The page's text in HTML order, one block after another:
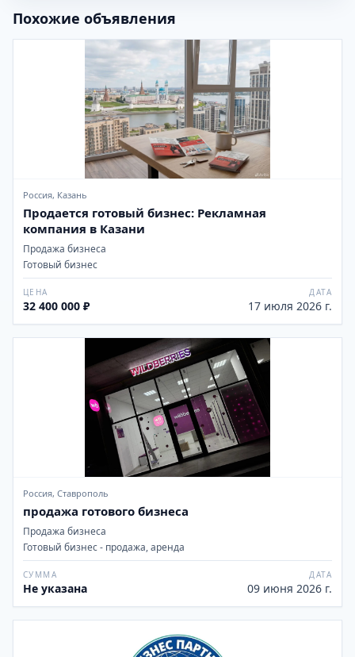
Похожие объявления
Россия, Казань
Продается готовый бизнес: Рекламная
компания в Казани
Продажа бизнеса
Готовый бизнес
ЦЕНА
32 400 000 ₽
ДАТА
17 июля 2026 г.
Россия, Ставрополь
продажа готового бизнеса
Продажа бизнеса
Готовый бизнес - продажа, аренда
СУММА
Не указана
ДАТА
09 июня 2026 г.